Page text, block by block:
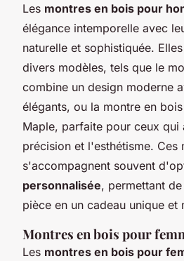
Les montres en bois pour
élégance intemporelle avec
naturelle et sophistiquée.
divers modèles, tels que le
combine un design moderne
élégants, ou la montre en
Maple, parfaite pour ceux qui
précision et l'esthétisme. Ces
s'accompagnent souvent
personnalisée, permettant
pièce en un cadeau unique et
Montres en bois pour
Les montres en bois pour